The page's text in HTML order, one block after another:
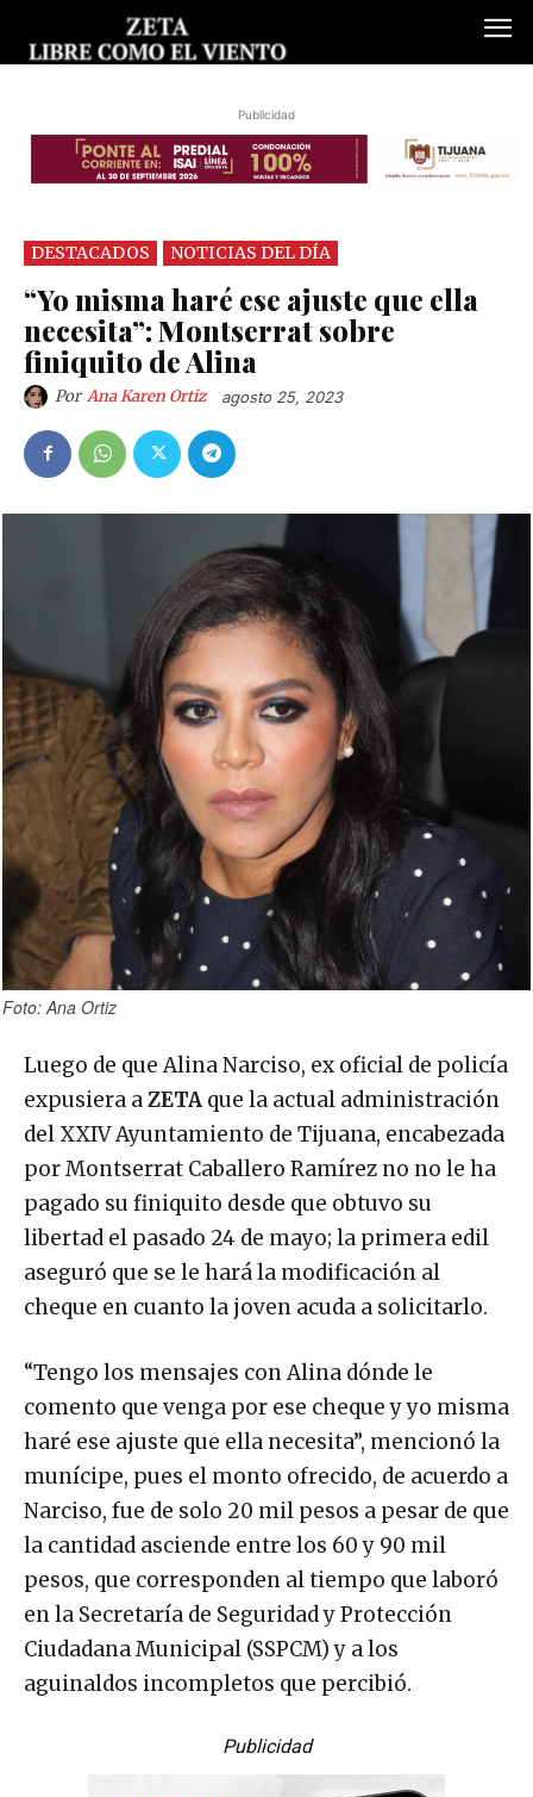
Publicidad
DESTACADOS NOTICIAS DEL DÍA
“Yo misma haré ese ajuste que ella
necesita”: Montserrat sobre
finiquito de Alina
Por Ana Karen Ortiz agosto 25, 2023
Foto: Ana Ortiz
Luego de que Alina Narciso, ex oficial de policía
expusiera aZETA que la actual administración
del XXIV Ayuntamiento de Tijuana, encabezada
por Montserrat Caballero Ramírez no no le ha
pagado su finiquito desde que obtuvo su
libertad el pasado 24 de mayo; la primera edil
aseguró que se le hará la modificación al
cheque en cuanto la joven acuda a solicitarlo.
“Tengo los mensajes con Alina dónde le
comento que venga por ese cheque y yo misma
haré ese ajuste que ella necesita”, mencionó la
munícipe, pues el monto ofrecido, de acuerdo a
Narciso, fue de solo 20 mil pesos a pesar de que
la cantidad asciende entre los 60 y 90 mil
pesos, que corresponden al tiempo que laboró
en la Secretaría de Seguridad y Protección
Ciudadana Municipal (SSPCM) y a los
aguinaldos incompletos que percibió.
Publicidad